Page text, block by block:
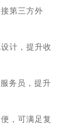
第三方外
计，提升收
务员，提升
，可满足复